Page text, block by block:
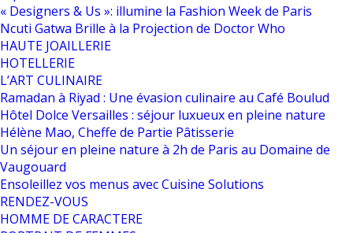
« Designers & Us »: illumine la Fashion Week de Paris
Ncuti Gatwa Brille à la Projection de Doctor Who
HAUTE JOAILLERIE
HOTELLERIE
L’ART CULINAIRE
Ramadan à Riyad : Une évasion culinaire au Café Boulud
Hôtel Dolce Versailles : séjour luxueux en pleine nature
Hélène Mao, Cheffe de Partie Pâtisserie
Un séjour en pleine nature à 2h de Paris au Domaine de
Vaugouard
Ensoleillez vos menus avec Cuisine Solutions
RENDEZ-VOUS
HOMME DE CARACTERE